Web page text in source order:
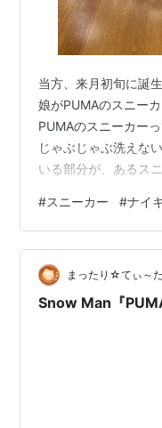
当方、来月初旬に誕
娘がPUMAのスニー
PUMAのスニーカー
じゃぶじゃぶ洗えな
いる部分が、あるス
は、汚さないように
日は、履くのを避け
てしまう。って時は
うになって、私に初
ね。 大事にしたいか
#スニーカー #ナイ
まったり☆てぃ～
Snow Man『